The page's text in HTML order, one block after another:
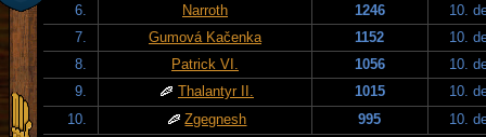
6.
Narroth 1246
10.
7.
Gumová Kačenka 1152
10.
8.
Patrick VI. 1056
10.
9.
Thalantyr II. 1015
10.
10.
Zgegnesh 995 10.